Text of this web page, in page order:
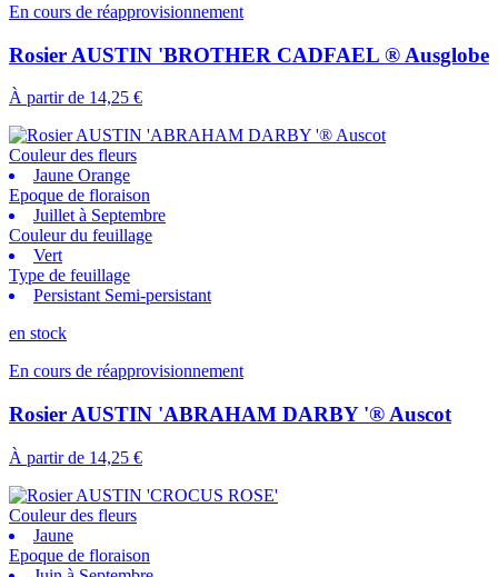
En cours de réapprovisionnement
Rosier AUSTIN 'BROTHER CADFAEL ® Ausglobe
À partir de 14,25 €
Couleur des fleurs
Jaune Orange
Epoque de floraison
Juillet à Septembre
Couleur du feuillage
Vert
Type de feuillage
Persistant Semi-persistant
en stock
En cours de réapprovisionnement
Rosier AUSTIN 'ABRAHAM DARBY '® Auscot
À partir de 14,25 €
Couleur des fleurs
Jaune
Epoque de floraison